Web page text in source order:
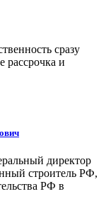
сразу
рассрочка и
директор
строитель РФ,
РФ в